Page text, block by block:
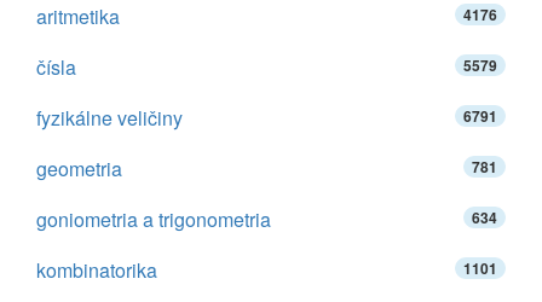
aritmetika 4176
čísla 5579
fyzikálne veličiny 6791
geometria 781
goniometria a trigonometria 634
kombinatorika 1101